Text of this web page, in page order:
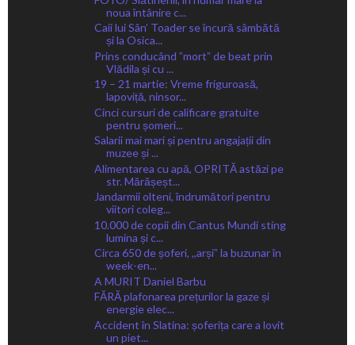
noua întânire c...
Caii lui Sân’ Toader se încură sâmbătă
și la Osica...
Prins conducând ˮmortˮ de beat prin
Vlădila și cu ...
19 – 21 martie: Vreme friguroasă,
lapoviță, ninsor...
Cinci cursuri de calificare gratuite
pentru șomeri...
Salarii mai mari și pentru angajații din
muzee și ...
Alimentarea cu apă, OPRITĂ astăzi pe
str. Mărășeșt...
Jandarmii olteni, îndrumători pentru
viitori coleg...
10.000 de copii din Cantus Mundi sting
lumina și c...
Circa 650 de șoferi, ,,arșiˮ la buzunar în
week-en...
A MURIT Daniel Barbu
FĂRĂ plafonarea prețurilor la gaze și
energie elec...
Accident în Slatina: șoferița care a lovit
un piet...